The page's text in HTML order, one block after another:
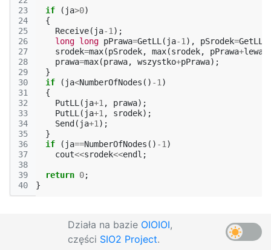
23
24
25
26
27
28
29
30
31
32
33
34
35
36
37
38
39
40
if ( ja>0)
{
Receive( ja-1 );
long long pPrawa=GetLL ( ja-1 ), pSrodek=GetLL
srodek=max(pSrodek, max(srodek, pPrawa+lewa
prawa=max(prawa, wszystko+pPrawa);
}
if
( ja<NumberOfNodes () -1 )
{
PutLL ( ja+1 , prawa);
PutLL ( ja+1 , srodek);
Send ( ja+1 );
}
if
( ja==NumberOfNodes () -1 )
cout<<srodek<<endl ;
return 0;
}
Działa na bazie OIOIOI,
części SIO2 Project.